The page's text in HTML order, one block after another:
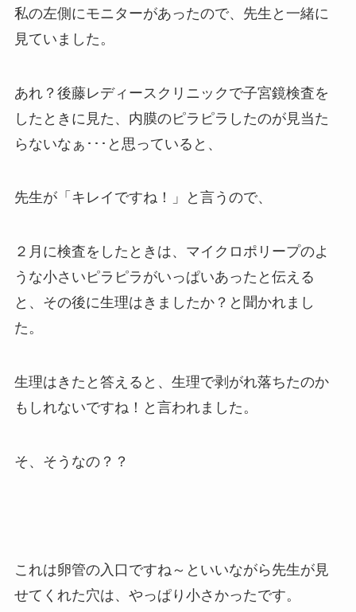
私の左側にモニターがあったので、先生と一緒に
見ていました。
あれ？後藤レディースクリニックで子宮鏡検査を
したときに見た、内膜のピラピラしたのが見当た
らないなぁ･･･と思っていると、
先生が「キレイですね！」と言うので、
２月に検査をしたときは、マイクロポリープのよ
うな小さいピラピラがいっぱいあったと伝える
と、その後に生理はきましたか？と聞かれまし
た。
生理はきたと答えると、生理で剥がれ落ちたのか
もしれないですね！と言われました。
そ、そうなの？？
これは卵管の入口ですね～といいながら先生が見
せてくれた穴は、やっぱり小さかったです。